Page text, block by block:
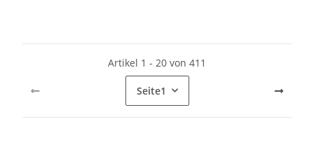
Artikel 1 - 20 von 411
Seite1